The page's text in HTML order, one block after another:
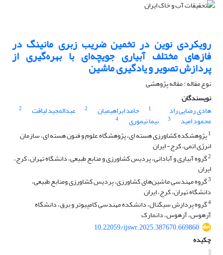
رویکردی نوین در تخمین ضریب زبری مانینگ در
فازهای مختلف آبیاری جویچه‌ای با بهره‌گیری از
پردازش تصویر و یادگیری ماشین
نوع مقاله : مقاله پژوهشی
نویسندگان
هادی رضایی راد
1 حامد ابراهیمیان 2 عبدالمجید لیاقت 2
محمود امید 3 نیما تیموری
4
1پژوهشکده کشاورزی هسته ای، پژوهشگاه علوم و فنون هسته ای، سازمان
انرژی اتمی، کرج- ایران
2گروه آبیاری و آبادانی، پردیس کشاورزی و منابع طبیعی، دانشگاه تهران، کرج،
ایران
3گروه مهندسی ماشین‌های کشاورزی، پردیس کشاورزی ومنابع طبیعی،
دانشگاه تهران، کرج، ایران
4گروه پردازش سیگنال، دانشکده مهندسی کامپیوتر و برق، دانشگاه
آرهوس، آرهوس، دانمارک
10.22059/ijswr.2025.387670.669860
چکیده